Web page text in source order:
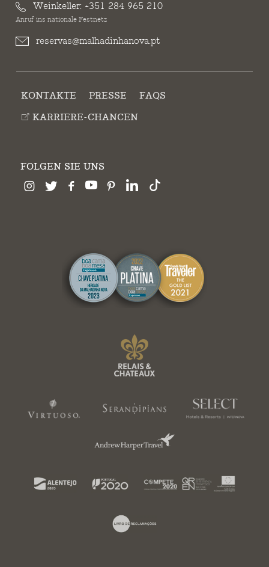
Weinkeller: +351 284 965 210
Anruf ins nationale Festnetz
reservas@malhadinhanova.pt
KONTAKTE PRESSE
FAQS
KARRIERE-CHANCEN
FOLGEN SIE UNS